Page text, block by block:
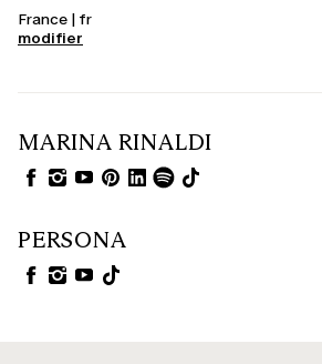
France | fr
modifier
MARINA RINALDI
PERSONA